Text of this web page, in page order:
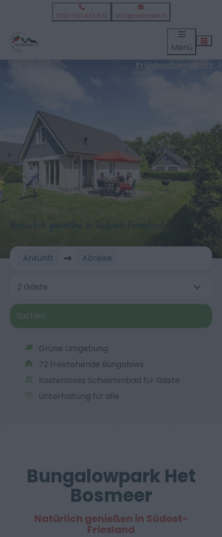
0031-561 433 672 info@bosmeer.nl
Menü
Frühbucherrabatt
Ankunft Abreise
2 Gäste
Suchen
Grüne Umgebung
72 freistehende Bungalows
Kostenloses Schwimmbad für Gäste
Unterhaltung für alle
Bungalowpark Het
Bosmeer
Natürlich genießen in Südost-
Friesland